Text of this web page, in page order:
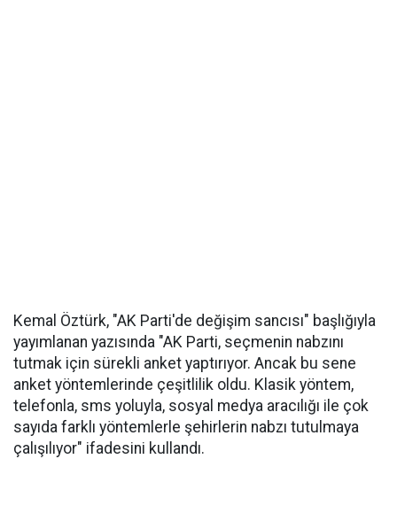
Kemal Öztürk, "AK Parti'de değişim sancısı" başlığıyla
yayımlanan yazısında "AK Parti, seçmenin nabzını
tutmak için sürekli anket yaptırıyor. Ancak bu sene
anket yöntemlerinde çeşitlilik oldu. Klasik yöntem,
telefonla, sms yoluyla, sosyal medya aracılığı ile çok
sayıda farklı yöntemlerle şehirlerin nabzı tutulmaya
çalışılıyor" ifadesini kullandı.